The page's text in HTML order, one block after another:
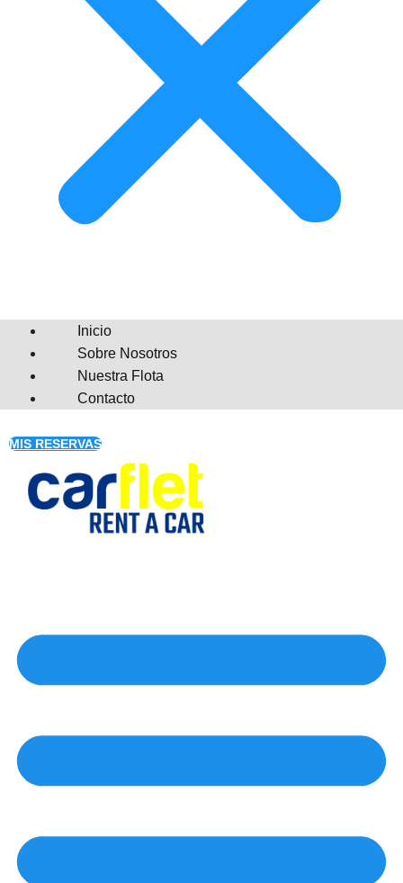
Inicio
Sobre Nosotros
Nuestra Flota
Contacto
MIS RESERVAS